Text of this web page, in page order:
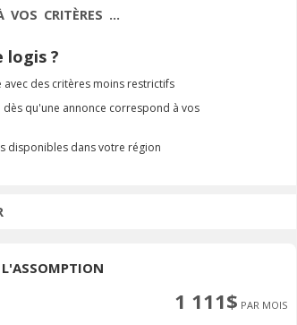
VOS CRITÈRES ...
?
avec des critères moins restrictifs
qu'une annonce correspond à vos
disponibles dans votre région
1 111$ PAR MOIS